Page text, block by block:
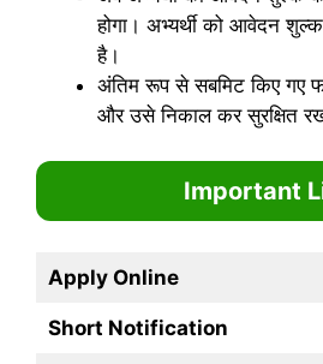
होगा। अभ्यर्थी को आवेदन
है।
अंतिम रूप से सबमिट किए गए
और उसे निकाल कर सुरक्षित
Important
Apply Online
Short Notification